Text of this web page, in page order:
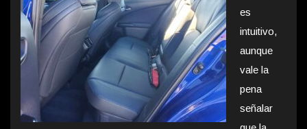
es
intuitivo,
aunque
vale la
pena
señalar